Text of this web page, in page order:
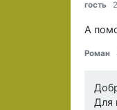
гость
А
Роман
Для